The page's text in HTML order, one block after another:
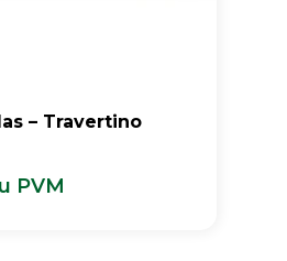
– Travertino
PVM